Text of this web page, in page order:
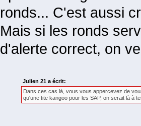
ronds... C'est aussi
Mais si les ronds
d'alerte correct, on
Julien 21 a écrit:
Dans ces cas là, vous vous appercevez de
qu'une tite kangoo pour les SAP, on serait là à